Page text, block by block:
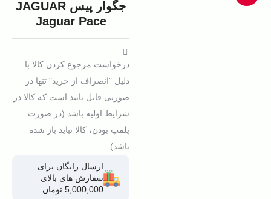
جگوار پیس JAGUAR
Jaguar Pace
درخواست مرجوع کردن کالا با
دلیل "انصراف از خرید" تنها در
صورتی قابل تایید است که کالا در
شرایط اولیه باشد (در صورت
پلمپ بودن، کالا نباید باز شده
باشد).
ارسال رایگان برای
سفارش های بالای
5,000,000 تومان